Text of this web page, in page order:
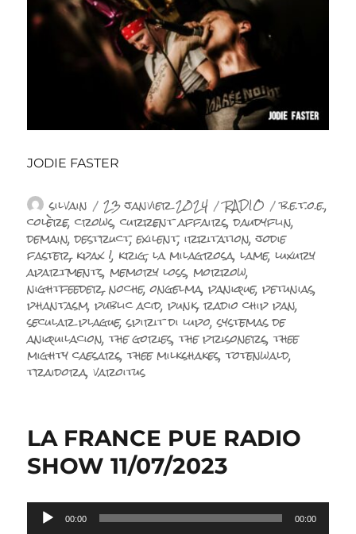
JODIE FASTER
Auteur
silvain Publié
le
23 janvier 2024 Catégories
RADIO Étiquettes
b.e.t.o.e.,
colère,crows,current affairs,daudyflin,
demain,destruct,exilent,irritation,jodie
faster,kpax !, krig,la milagrosa,lame,luxury
apartments,memory loss,morrow,
nightfeeder,noche,ongelma,panique,petunias,
phantasm,public acid,punk,radio chip pan,
secular plague,spirit di lupo,systemas de
aniquilacion,the gories,the prisoners,thee
mighty caesars,thee milkshakes,totenwald,
traidora,varoitus
LA FRANCE PUE RADIO
SHOW 11/07/2023
Lecteur00:00 00:00